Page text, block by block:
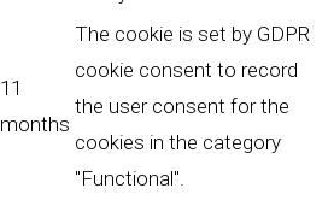
11
months
The cookie is set by GDPR
cookie consent to record
the user consent for the
cookies in the category
"Functional".